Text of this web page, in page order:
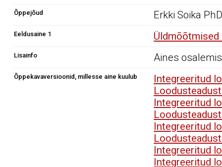
Õppejõud Erkki Soika
Eeldusaine 1
Lisainfo Aines
Õppekavaversioonid, millesse aine kuulub
Integreeritud
Integreeritud
Integreeritud
Integreeritud
Integreeritud